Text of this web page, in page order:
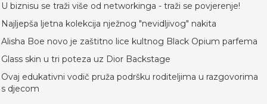
U biznisu se traži više od networkinga - traži se povjerenje!
Najljepša ljetna kolekcija nježnog "nevidljivog" nakita
Alisha Boe novo je zaštitno lice kultnog Black Opium parfema
Glass skin u tri poteza uz Dior Backstage
Ovaj edukativni vodič pruža podršku roditeljima u razgovorima
s djecom